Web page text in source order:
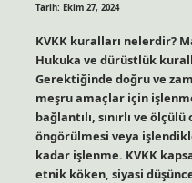
Tarih: Ekim 27, 2024
KVKK kuralları nelerdir?
Hukuka ve dürüstlük
Gerektiğinde doğru ve
meşru amaçlar için
bağlantılı, sınırlı ve
öngörülmesi veya
kadar işlenme. KVKK
etnik köken, siyasi